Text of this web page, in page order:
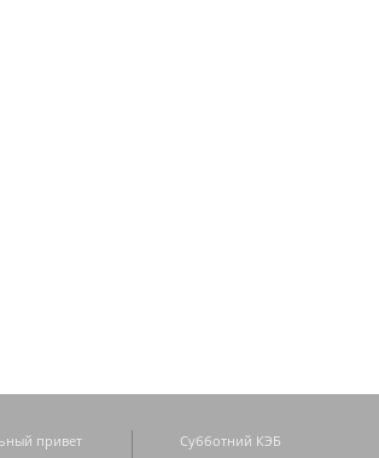
привет Субботний КЭБ